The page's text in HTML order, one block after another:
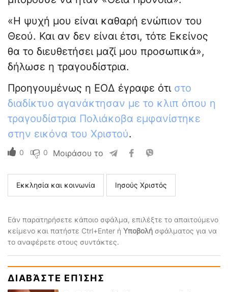
«Η ψυχή μου είναι καθαρή ενώπιον του
Θεού. Και αν δεν είναι έτσι, τότε Εκείνος
θα το διευθετήσει μαζί μου προσωπικά»,
δήλωσε η τραγουδίστρια.
Προηγουμένως η ΕΟΔ έγραφε ότι στο
διαδίκτυο αγανάκτησαν με το κλιπ όπου η
τραγουδίστρια Πολιάκοβα εμφανίστηκε
στην εικόνα του Χριστού.
0 0 Μοιράσου το
Εκκλησία και κοινωνία Ιησούς Χριστός
Εάν παρατηρήσετε κάποιο σφάλμα, επιλέξτε το απαιτούμενο
κείμενο και πατήστε Ctrl+Enter ή Υποβολή σφάλματος για να
το αναφέρετε στους συντάκτες.
ΔΙΑΒΆΣΤΕ ΕΠΊΣΗΣ